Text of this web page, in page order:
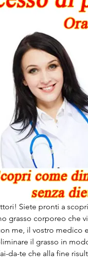
Siete pronti a
grasso corporeo che
me, il vostro medico
il grasso in
da-te che alla fine